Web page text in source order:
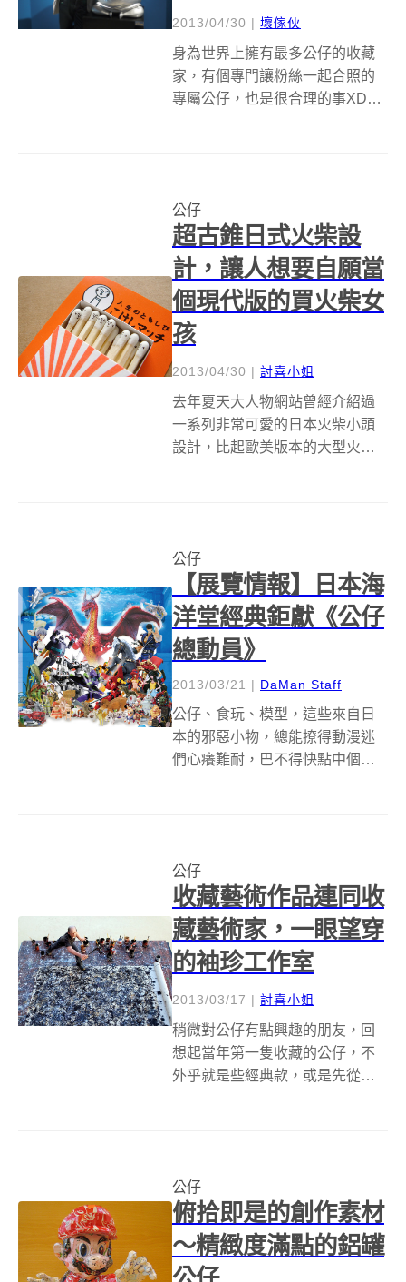
2013/04/30 | 壞傢伙
身為世界上擁有最多公仔的收藏
家，有個專門讓粉絲一起合照的
專屬公仔，也是很合理的事XD。
等多重身份，應該是很適合跟大
家分享公...
公仔
超古錐日式火柴設
計，讓人想要自願當
個現代版的買火柴女
孩
2013/04/30 | 討喜小姐
去年夏天大人物網站曾經介紹過
一系列非常可愛的日本火柴小頭
設計，比起歐美版本的大型火柴
照片，現在已經可以買得到了！
在 2000 ...
公仔
【展覽情報】日本海
洋堂經典鉅獻《公仔
總動員》
2013/03/21 | DaMan Staff
公仔、食玩、模型，這些來自日
本的邪惡小物，總能撩得動漫迷
們心癢難耐，巴不得快點中個樂
身影吧！ 即將在台灣科學教育館
展出的《公仔總...
公仔
收藏藝術作品連同收
藏藝術家，一眼望穿
的袖珍工作室
2013/03/17 | 討喜小姐
稍微對公仔有點興趣的朋友，回
想起當年第一隻收藏的公仔，不
外乎就是些經典款，或是先從自
些很有錢的企業家，買膩了古
董，買...
公仔
俯拾即是的創作素材
～精緻度滿點的鋁罐